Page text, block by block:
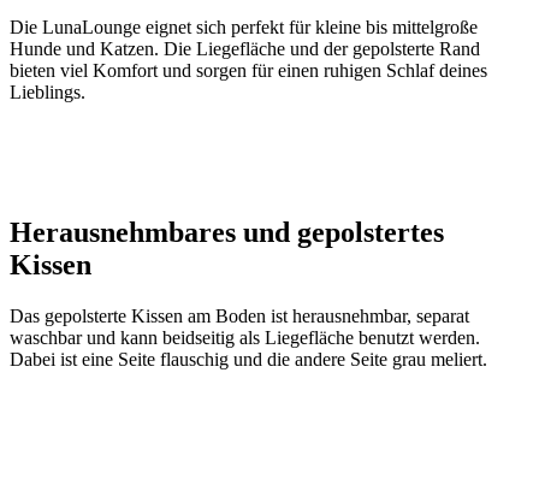
Die LunaLounge eignet sich perfekt für kleine bis mittelgroße
Hunde und Katzen. Die Liegefläche und der gepolsterte Rand
bieten viel Komfort und sorgen für einen ruhigen Schlaf deines
Lieblings.
Herausnehmbares und gepolstertes
Kissen
Das gepolsterte Kissen am Boden ist herausnehmbar, separat
waschbar und kann beidseitig als Liegefläche benutzt werden.
Dabei ist eine Seite flauschig und die andere Seite grau meliert.